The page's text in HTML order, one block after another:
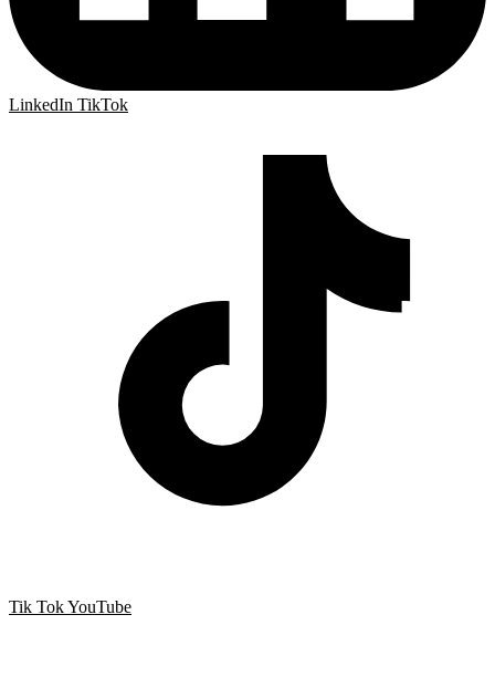
LinkedIn TikTok
Tik TokYouTube